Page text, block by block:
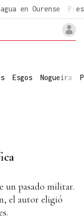
en Ourense
Esgos Nogueira
un pasado militar.
el autor eligió